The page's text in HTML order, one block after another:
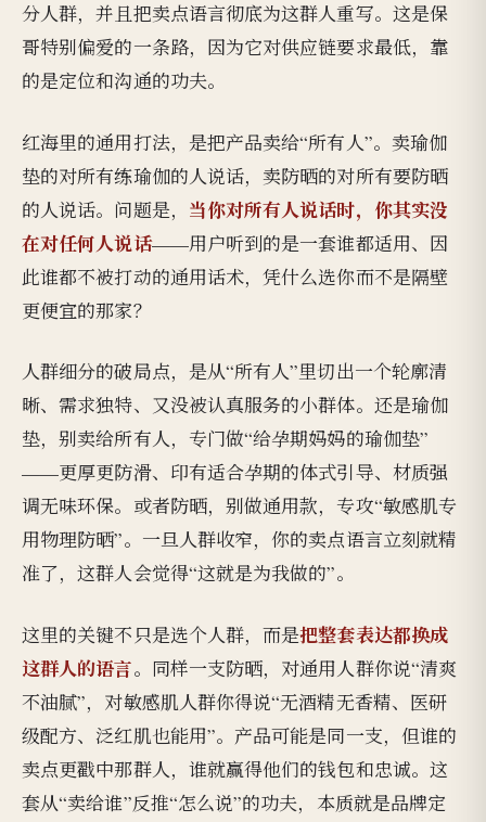
分人群，并且把卖点语言彻底为这群人重写。这是保
哥特别偏爱的一条路，因为它对供应链要求最低，靠
的是定位和沟通的功夫。
红海里的通用打法，是把产品卖给“所有人”。卖瑜伽
垫的对所有练瑜伽的人说话，卖防晒的对所有要防晒
的人说话。问题是， 当你对所有人说话时，你其实没
在对任何人说话——用户听到的是一套谁都适用、因
此谁都不被打动的通用话术，凭什么选你而不是隔壁
更便宜的那家？
人群细分的破局点，是从“所有人”里切出一个轮廓清
晰、需求独特、又没被认真服务的小群体。还是瑜伽
垫，别卖给所有人，专门做“给孕期妈妈的瑜伽垫”
——更厚更防滑、印有适合孕期的体式引导、材质强
调无味环保。或者防晒，别做通用款，专攻“敏感肌专
用物理防晒”。一旦人群收窄，你的卖点语言立刻就精
准了，这群人会觉得“这就是为我做的”。
这里的关键不只是选个人群，而是把整套表达都换成
这群人的语言。同样一支防晒，对通用人群你说“清爽
不油腻”，对敏感肌人群你得说“无酒精无香精、医研
级配方、泛红肌也能用”。产品可能是同一支，但谁的
卖点更戳中那群人，谁就赢得他们的钱包和忠诚。这
套从“卖给谁”反推“怎么说”的功夫，本质就是品牌定